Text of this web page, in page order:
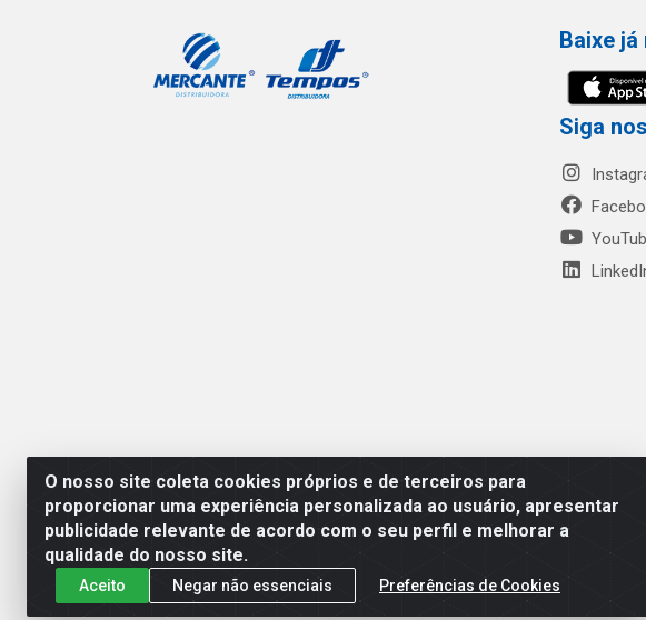
O nosso site coleta cookies próprios e de terceiros para
proporcionar uma experiência personalizada ao usuário, apresentar
publicidade relevante de acordo com o seu perfil e melhorar a
qualidade do nosso site.
Aceito Negar não essenciais Preferências de Cookies
Baixe já
Siga
Mercante Distribuidora - Rua Mercante, 699